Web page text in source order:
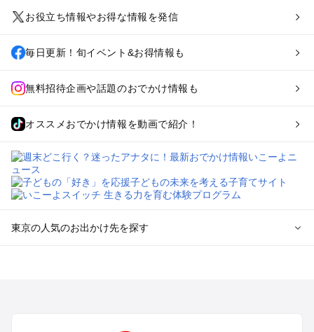
お役立ち情報やお得な情報を発信
毎日更新！旬イベント&お得情報も
無料招待企画や話題のおでかけ情報も
オススメおでかけ情報を動画で紹介！
東京の人気のお出かけ先を探す